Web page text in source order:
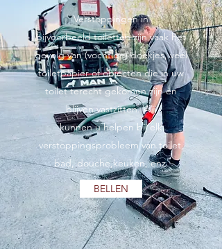
Verstoppingen in
bijvoorbeeld toiletten zijn vaak het
gevolg van (vochtige) doekjes, veel
toiletpapier of objecten die in uw
toilet terecht gekomen zijn en
blijven vastzitten. Wij
kunnen u helpen bij elk
verstoppingsprobleem van toilet,
bad, douche,keuken, enz.
BELLEN